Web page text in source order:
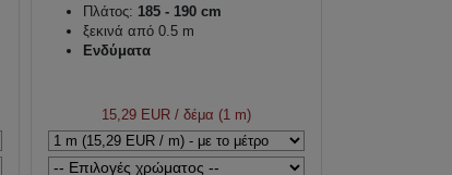
Πλάτος: 185 - 190 cm
ξεκινά από 0.5 m
Ενδύματα
15,29 EUR/ δέμα (1 m)